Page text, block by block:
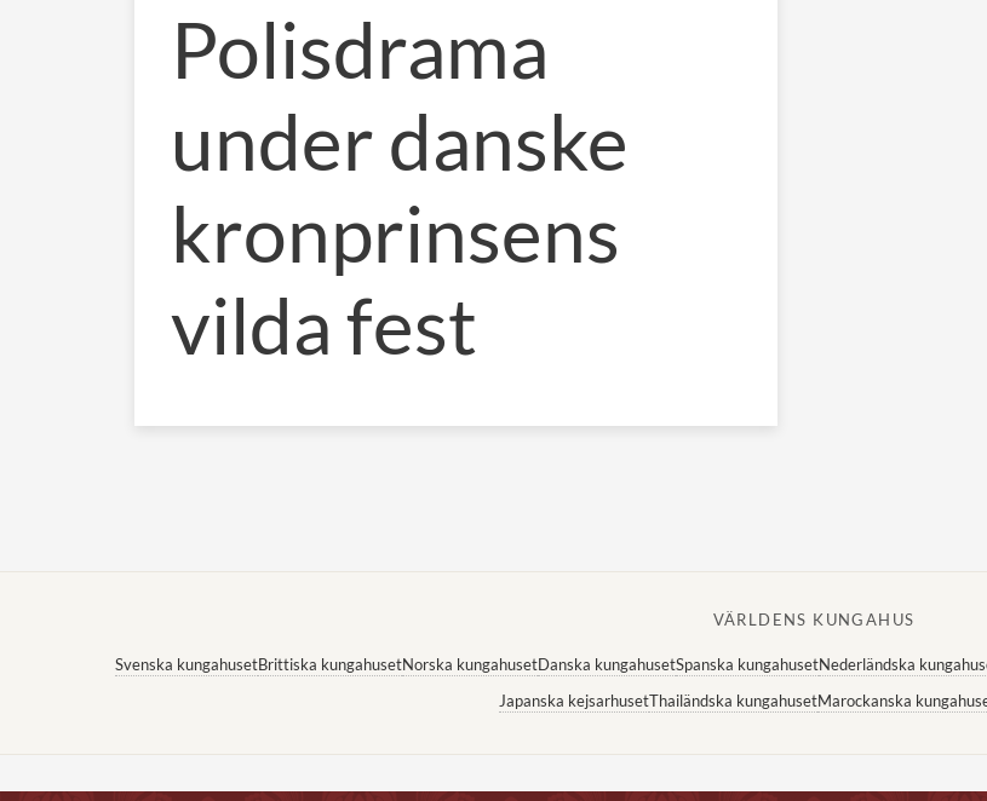
Polisdrama
under danske
kronprinsens
vilda fest
VÄRLDENS KUNGAHUS
Svenska kungahusetBrittiska kungahusetNorska kungahusetDanska kungahusetSpanska kungahusetNederländska
Japanska kejsarhusetThailändska kungahusetMarockanska